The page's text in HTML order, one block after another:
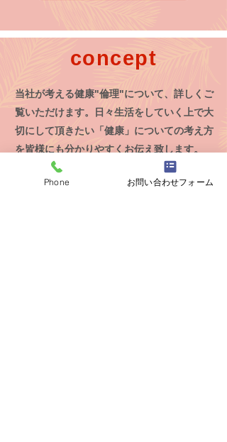
concept
当社が考える健康"倫理"について、詳しくご
覧いただけます。日々生活をしていく上で大
切にして頂きたい「健康」についての考え方
を​皆様にも分かりやすくお伝え致します。
Phone お問い合わせフォーム